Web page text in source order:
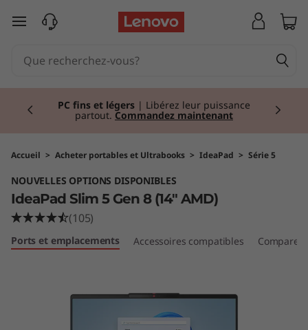
a
d
S
passer au contenu principal
PC fins et légers | Libérez leur puissance
partout. Commandez maintenant
Accueil > Acheter portables et Ultrabooks > IdeaPad > Série 5
NOUVELLES OPTIONS DISPONIBLES
IdeaPad Slim 5 Gen 8 (14" AMD)
(105)
Ports et emplacements Accessoires compatibles Comparer